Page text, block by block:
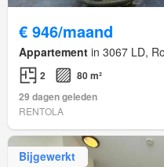
€ 946/maand
Appartement in 3067 LD,
2
80 m²
29 dagen geleden
RENTOLA
Bijgewerkt